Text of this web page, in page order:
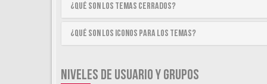
¿Qué son los temas cerrados?
¿Qué son los iconos para los temas?
NIVELES DE USUARIO Y GRUPOS